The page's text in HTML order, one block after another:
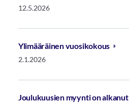
12.5.2026
Ylimääräinen vuosikokous
2.1.2026
Joulukuusien myynti on alkanut